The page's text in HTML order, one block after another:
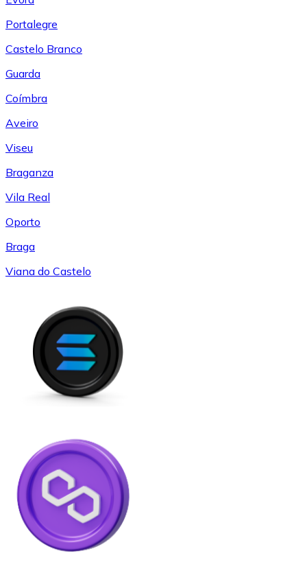
Portalegre
Castelo Branco
Guarda
Coímbra
Aveiro
Viseu
Braganza
Vila Real
Oporto
Braga
Viana do Castelo